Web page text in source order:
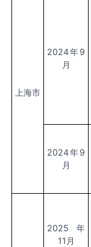
上海市
2024年9
月
2024年9
月
2025 年
11 月